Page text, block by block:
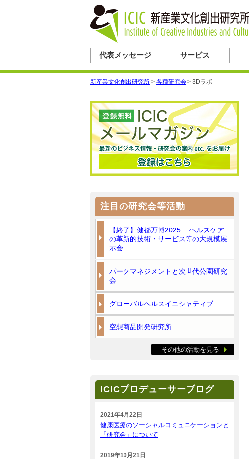
代表メッセージ サービス
新産業文化創出研究所 > 各種研究会 > 3Dラボ
注目の研究会等活動
【終了】健都万博2025 ヘルスケア
の革新的技術・サービス等の大規模展
示会
パークマネジメントと次世代公園研究
会
グローバルヘルスイニシャティブ
空想商品開発研究所
その他の活動を見る
ICICプロデューサーブログ
2021年4月22日
健康医療のソーシャルコミュニケーションと
「研究会」について
2019年10月21日